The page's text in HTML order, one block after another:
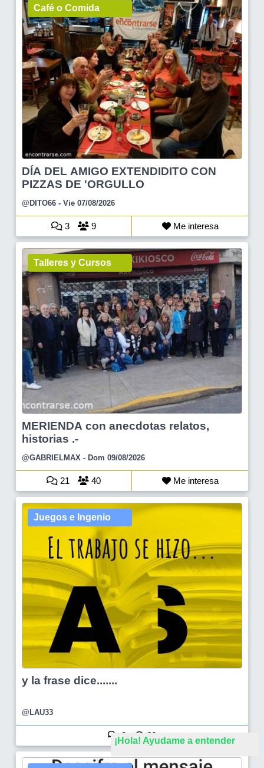
¡Hola! Ayudame a entender
Café o Comida
DÍA DEL AMIGO EXTENDIDITO CON
PIZZAS DE 'ORGULLO
@DITO66 - Vie 07/08/2026
3 9 Me interesa
Talleres y Cursos
MERIENDA con anecdotas relatos,
historias .-
@GABRIELMAX - Dom 09/08/2026
21 40 Me interesa
Juegos e Ingenio
y la frase dice.......
@LAU33
9 66